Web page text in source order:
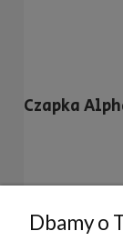
Czapka
Dbamy o